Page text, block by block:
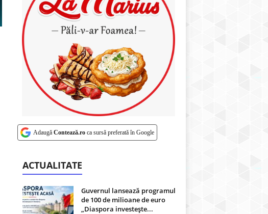
Adaugă Contează.roca sursă preferată în Google
ACTUALITATE
Guvernul lansează programul
de 100 de milioane de euro
„Diaspora investește...